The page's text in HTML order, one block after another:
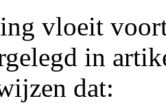
vloeit
in
dat: